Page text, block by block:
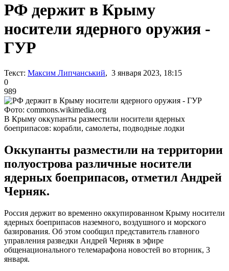
РФ держит в Крыму
носители ядерного оружия -
ГУР
Текст: Максим Липчанський, 3 января 2023, 18:15
0
989
Фото: commons.wikimedia.org
В Крыму оккупанты разместили носители ядерных
боеприпасов: корабли, самолеты, подводные лодки
Оккупанты разместили на территории
полуострова различные носители
ядерных боеприпасов, отметил Андрей
Черняк.
Россия держит во временно оккупированном Крыму носители
ядерных боеприпасов наземного, воздушного и морского
базирования. Об этом сообщил представитель главного
управления разведки Андрей Черняк в эфире
общенационального телемарафона новостей во вторник, 3
января.